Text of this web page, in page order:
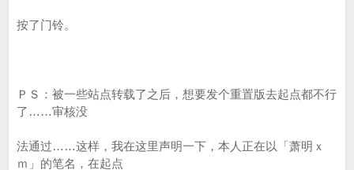
按了门铃。
ＰＳ：被一些站点转载了之后，想要发个重置版去起点都不行
了……审核没
法通过……这样，我在这里声明一下，本人正在以「萧明ｘ
ｍ」的笔名，在起点